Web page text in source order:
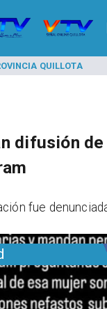
QUILLOTA
difusión
fue